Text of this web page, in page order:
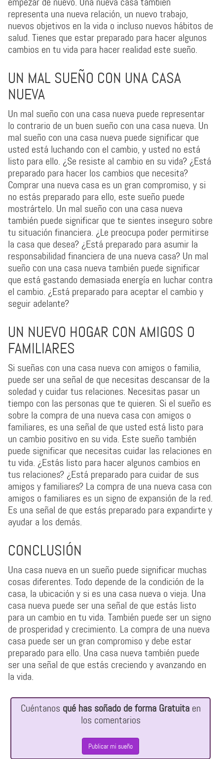
representa una nueva relación, un nuevo trabajo,
nuevos objetivos en la vida o incluso nuevos hábitos de
salud. Tienes que estar preparado para hacer algunos
cambios en tu vida para hacer realidad este sueño.
UN MAL SUEÑO CON UNA CASA
NUEVA
Un mal sueño con una casa nueva puede representar
lo contrario de un buen sueño con una casa nueva. Un
mal sueño con una casa nueva puede significar que
usted está luchando con el cambio, y usted no está
listo para ello. ¿Se resiste al cambio en su vida? ¿Está
preparado para hacer los cambios que necesita?
Comprar una nueva casa es un gran compromiso, y si
no estás preparado para ello, este sueño puede
mostrártelo. Un mal sueño con una casa nueva
también puede significar que te sientes inseguro sobre
tu situación financiera. ¿Le preocupa poder permitirse
la casa que desea? ¿Está preparado para asumir la
responsabilidad financiera de una nueva casa? Un mal
sueño con una casa nueva también puede significar
que está gastando demasiada energía en luchar contra
el cambio. ¿Está preparado para aceptar el cambio y
seguir adelante?
UN NUEVO HOGAR CON AMIGOS O
FAMILIARES
Si sueñas con una casa nueva con amigos o familia,
puede ser una señal de que necesitas descansar de la
soledad y cuidar tus relaciones. Necesitas pasar un
tiempo con las personas que te quieren. Si el sueño es
sobre la compra de una nueva casa con amigos o
familiares, es una señal de que usted está listo para
un cambio positivo en su vida. Este sueño también
puede significar que necesitas cuidar las relaciones en
tu vida. ¿Estás listo para hacer algunos cambios en
tus relaciones? ¿Está preparado para cuidar de sus
amigos y familiares? La compra de una nueva casa con
amigos o familiares es un signo de expansión de la red.
Es una señal de que estás preparado para expandirte y
ayudar a los demás.
CONCLUSIÓN
Una casa nueva en un sueño puede significar muchas
cosas diferentes. Todo depende de la condición de la
casa, la ubicación y si es una casa nueva o vieja. Una
casa nueva puede ser una señal de que estás listo
para un cambio en tu vida. También puede ser un signo
de prosperidad y crecimiento. La compra de una nueva
casa puede ser un gran compromiso y debe estar
preparado para ello. Una casa nueva también puede
ser una señal de que estás creciendo y avanzando en
la vida.
Cuéntanos qué has soñado de forma Gratuitaen
los comentarios
Publicar mi sueño